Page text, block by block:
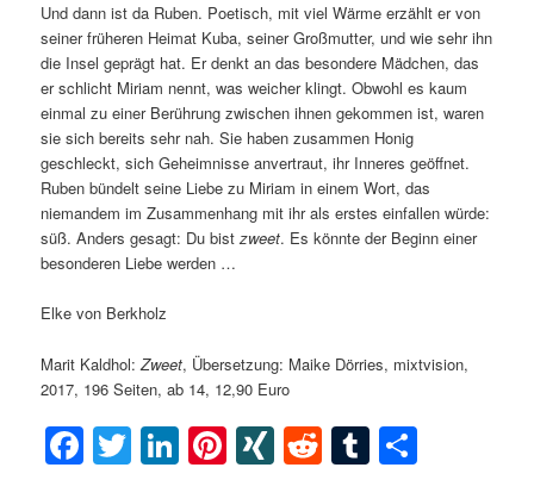
Und dann ist da Ruben. Poetisch, mit viel Wärme erzählt er von
seiner früheren Heimat Kuba, seiner Großmutter, und wie sehr ihn
die Insel geprägt hat. Er denkt an das besondere Mädchen, das
er schlicht Miriam nennt, was weicher klingt. Obwohl es kaum
einmal zu einer Berührung zwischen ihnen gekommen ist, waren
sie sich bereits sehr nah. Sie haben zusammen Honig
geschleckt, sich Geheimnisse anvertraut, ihr Inneres geöffnet.
Ruben bündelt seine Liebe zu Miriam in einem Wort, das
niemandem im Zusammenhang mit ihr als erstes einfallen würde:
süß. Anders gesagt: Du bistzweet. Es könnte der Beginn einer
besonderen Liebe werden …
Elke von Berkholz
Marit Kaldhol:Zweet, Übersetzung: Maike Dörries, mixtvision,
2017, 196 Seiten, ab 14, 12,90 Euro
Facebook
Twitter
LinkedIn
Pinterest
XINGRedditTumblr